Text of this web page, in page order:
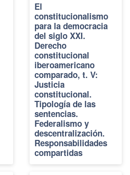
El
constitucionalismo
para la democracia
del siglo XXI.
Derecho
constitucional
iberoamericano
comparado, t. V:
Justicia
constitucional.
Tipología de las
sentencias.
Federalismo y
descentralización.
Responsabilidades
compartidas